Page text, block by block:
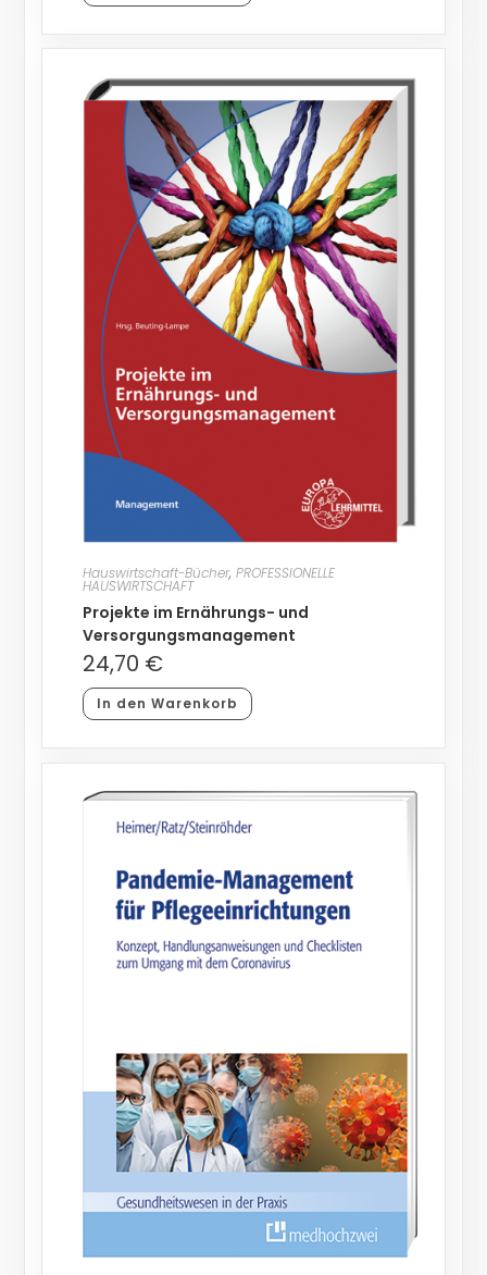
Hauswirtschaft-Bücher, PROFESSIONELLE
HAUSWIRTSCHAFT
Projekte im Ernährungs- und
Versorgungsmanagement
24,70 €
In den Warenkorb